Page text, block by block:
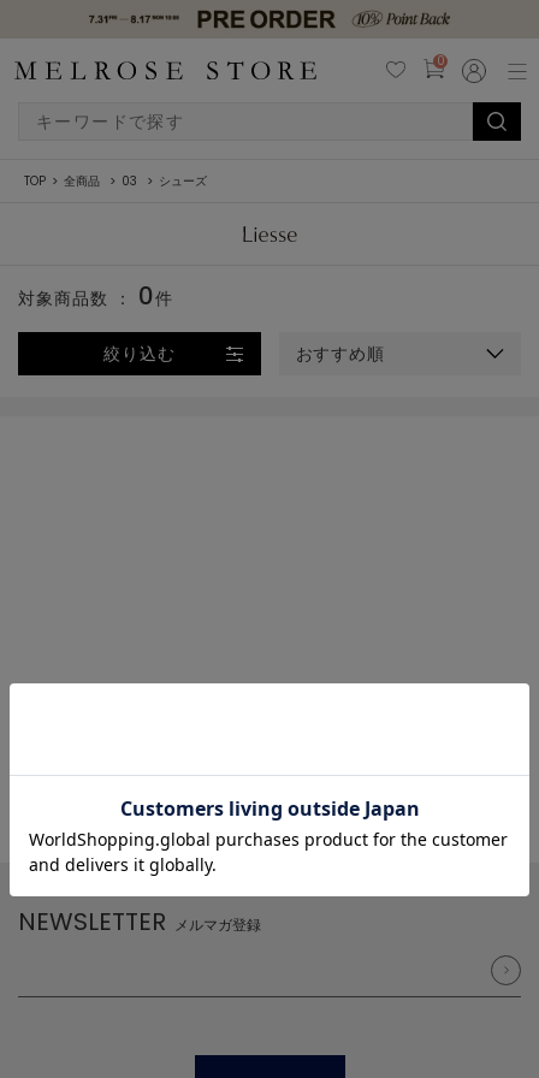
0
TOP 全商品 03 シューズ
絞り込む おすすめ順
対象商品数 ： 0件
NEWSLETTER メルマガ登録